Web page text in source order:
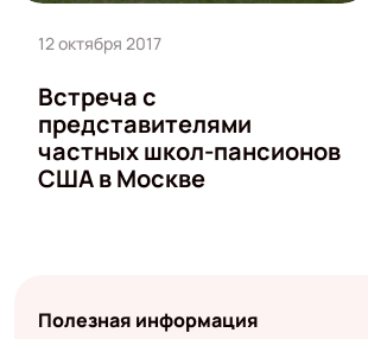
12 октября 2017
Встреча с
представителями
частных школ-пансионов
США в Москве
Полезная информация